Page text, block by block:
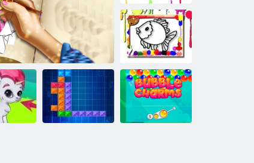
Fußball
Malbuch
Fisch-Malbuch